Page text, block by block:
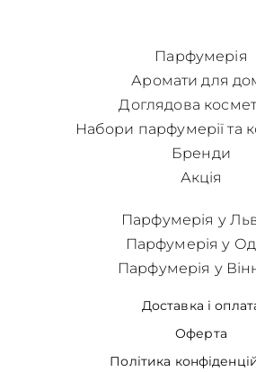
Парфумерія
Аромати для
Доглядова
Набори парфумерії та
Бренди
Акція
Доставка і
Оферта
Політика
Парфумерія у
Парфумерія у
Парфумерія у